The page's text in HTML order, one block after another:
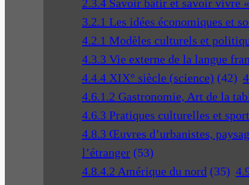
2.3.4 Savoir bâtir et savoir vivre
3.2.1 Les idées économiques et
4.2.1 Modèles culturels et
4.3.3 Vie externe de la langue
4.4.4 XIX° siècle (science) (42)
4.6.1.2 Gastronomie, Art de la
4.6.3 Pratiques culturelles et
4.8.3 Œuvres d’urbanistes,
l’étranger (53)
4.8.4.2 Amérique du nord (35)